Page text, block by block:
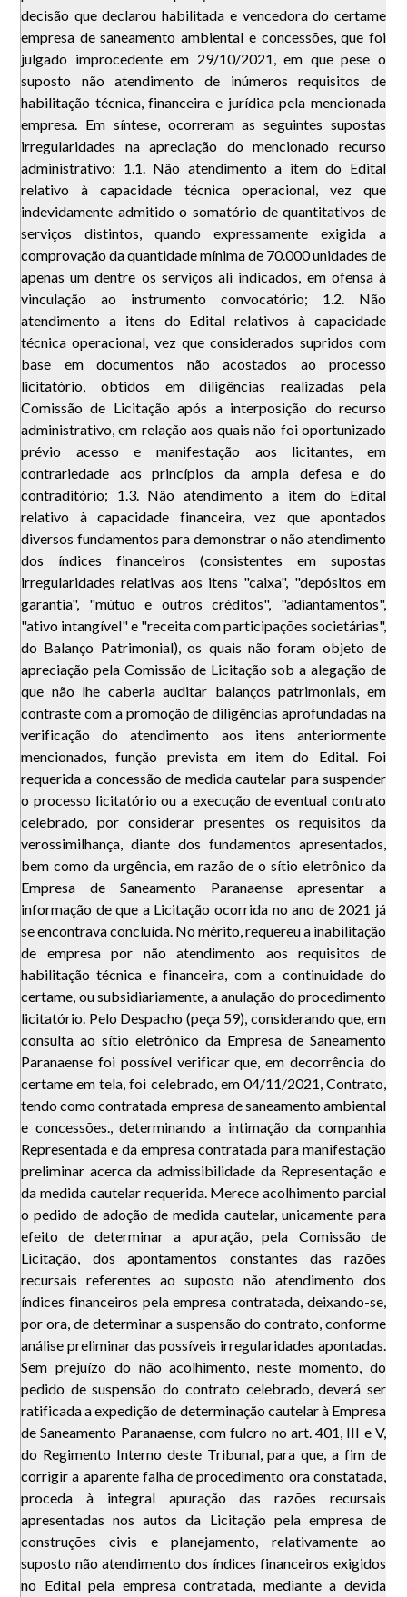
decisão que declarou habilitada e vencedora do certame
empresa de saneamento ambiental e concessões, que foi
julgado improcedente em 29/10/2021, em que pese o
suposto não atendimento de inúmeros requisitos de
habilitação técnica, financeira e jurídica pela mencionada
empresa. Em síntese, ocorreram as seguintes supostas
irregularidades na apreciação do mencionado recurso
administrativo: 1.1. Não atendimento a item do Edital
relativo à capacidade técnica operacional, vez que
indevidamente admitido o somatório de quantitativos de
serviços distintos, quando expressamente exigida a
comprovação da quantidade mínima de 70.000 unidades de
apenas um dentre os serviços ali indicados, em ofensa à
vinculação ao instrumento convocatório; 1.2. Não
atendimento a itens do Edital relativos à capacidade
técnica operacional, vez que considerados supridos com
base em documentos não acostados ao processo
licitatório, obtidos em diligências realizadas pela
Comissão de Licitação após a interposição do recurso
administrativo, em relação aos quais não foi oportunizado
prévio acesso e manifestação aos licitantes, em
contrariedade aos princípios da ampla defesa e do
contraditório; 1.3. Não atendimento a item do Edital
relativo à capacidade financeira, vez que apontados
diversos fundamentos para demonstrar o não atendimento
dos índices financeiros (consistentes em supostas
irregularidades relativas aos itens "caixa", "depósitos em
garantia", "mútuo e outros créditos", "adiantamentos",
"ativo intangível" e "receita com participações societárias",
do Balanço Patrimonial), os quais não foram objeto de
apreciação pela Comissão de Licitação sob a alegação de
que não lhe caberia auditar balanços patrimoniais, em
contraste com a promoção de diligências aprofundadas na
verificação do atendimento aos itens anteriormente
mencionados, função prevista em item do Edital. Foi
requerida a concessão de medida cautelar para suspender
o processo licitatório ou a execução de eventual contrato
celebrado, por considerar presentes os requisitos da
verossimilhança, diante dos fundamentos apresentados,
bem como da urgência, em razão de o sítio eletrônico da
Empresa de Saneamento Paranaense apresentar a
informação de que a Licitação ocorrida no ano de 2021 já
se encontrava concluída. No mérito, requereu a inabilitação
de empresa por não atendimento aos requisitos de
habilitação técnica e financeira, com a continuidade do
certame, ou subsidiariamente, a anulação do procedimento
licitatório. Pelo Despacho (peça 59), considerando que, em
consulta ao sítio eletrônico da Empresa de Saneamento
Paranaense foi possível verificar que, em decorrência do
certame em tela, foi celebrado, em 04/11/2021, Contrato,
tendo como contratada empresa de saneamento ambiental
e concessões., determinando a intimação da companhia
Representada e da empresa contratada para manifestação
preliminar acerca da admissibilidade da Representação e
da medida cautelar requerida. Merece acolhimento parcial
o pedido de adoção de medida cautelar, unicamente para
efeito de determinar a apuração, pela Comissão de
Licitação, dos apontamentos constantes das razões
recursais referentes ao suposto não atendimento dos
índices financeiros pela empresa contratada, deixando-se,
por ora, de determinar a suspensão do contrato, conforme
análise preliminar das possíveis irregularidades apontadas.
Sem prejuízo do não acolhimento, neste momento, do
pedido de suspensão do contrato celebrado, deverá ser
ratificada a expedição de determinação cautelar à Empresa
de Saneamento Paranaense, com fulcro no art. 401, III e V,
do Regimento Interno deste Tribunal, para que, a fim de
corrigir a aparente falha de procedimento ora constatada,
proceda à integral apuração das razões recursais
apresentadas nos autos da Licitação pela empresa de
construções civis e planejamento, relativamente ao
suposto não atendimento dos índices financeiros exigidos
no Edital pela empresa contratada, mediante a devida